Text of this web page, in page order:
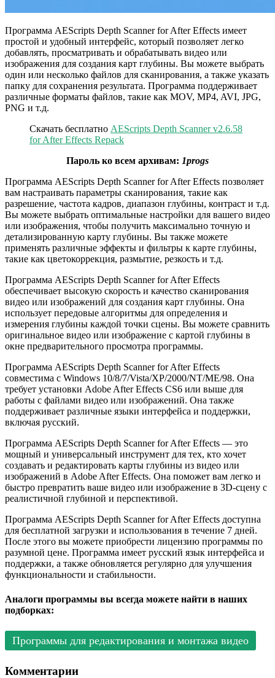
Программа AEScripts Depth Scanner for After Effects имеет
простой и удобный интерфейс, который позволяет легко
добавлять, просматривать и обрабатывать видео или
изображения для создания карт глубины. Вы можете выбрать
один или несколько файлов для сканирования, а также указать
папку для сохранения результата. Программа поддерживает
различные форматы файлов, такие как MOV, MP4, AVI, JPG,
PNG и т.д.
Скачать бесплатно AEScripts Depth Scanner v2.6.58
for After Effects Repack
Пароль ко всем архивам: 1progs
Программа AEScripts Depth Scanner for After Effects позволяет
вам настраивать параметры сканирования, такие как
разрешение, частота кадров, диапазон глубины, контраст и т.д.
Вы можете выбрать оптимальные настройки для вашего видео
или изображения, чтобы получить максимально точную и
детализированную карту глубины. Вы также можете
применять различные эффекты и фильтры к карте глубины,
такие как цветокоррекция, размытие, резкость и т.д.
Программа AEScripts Depth Scanner for After Effects
обеспечивает высокую скорость и качество сканирования
видео или изображений для создания карт глубины. Она
использует передовые алгоритмы для определения и
измерения глубины каждой точки сцены. Вы можете сравнить
оригинальное видео или изображение с картой глубины в
окне предварительного просмотра программы.
Программа AEScripts Depth Scanner for After Effects
совместима с Windows 10/8/7/Vista/XP/2000/NT/ME/98. Она
требует установки Adobe After Effects CS6 или выше для
работы с файлами видео или изображений. Она также
поддерживает различные языки интерфейса и поддержки,
включая русский.
Программа AEScripts Depth Scanner for After Effects — это
мощный и универсальный инструмент для тех, кто хочет
создавать и редактировать карты глубины из видео или
изображений в Adobe After Effects. Она поможет вам легко и
быстро превратить ваше видео или изображение в 3D-сцену с
реалистичной глубиной и перспективой.
Программа AEScripts Depth Scanner for After Effects доступна
для бесплатной загрузки и использования в течение 7 дней.
После этого вы можете приобрести лицензию программы по
разумной цене. Программа имеет русский язык интерфейса и
поддержки, а также обновляется регулярно для улучшения
функциональности и стабильности.
Аналоги программы вы всегда можете найти в наших
подборках:
Программы для редактирования и монтажа видео
Комментарии